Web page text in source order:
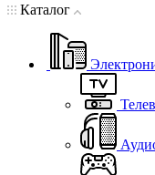
Каталог